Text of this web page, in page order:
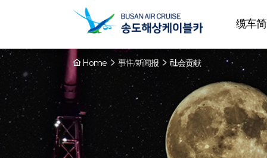
缆车
Home 事件/新闻报 社会贡献